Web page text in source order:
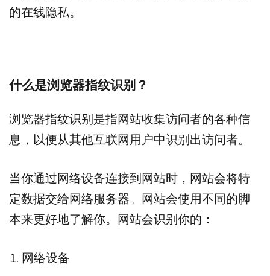
的在线隐私。
什么是浏览器指纹识别？
浏览器指纹识别是指网站收集访问者的各种信
息，以便从其他互联网用户中识别出访问者。
当你通过网络设备连接到网站时，网站会将特
定数据交给网络服务器。网站会使用不同的脚
本来更好地了解你。网站会识别你的：
1. 网络设备